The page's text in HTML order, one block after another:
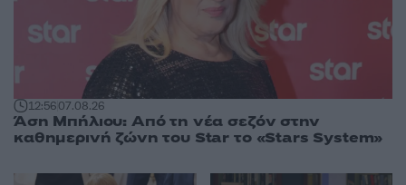
12:5607.08.26
Άση Μπήλιου: Από τη νέα σεζόν στην
καθημερινή ζώνη του Star το «Stars System»